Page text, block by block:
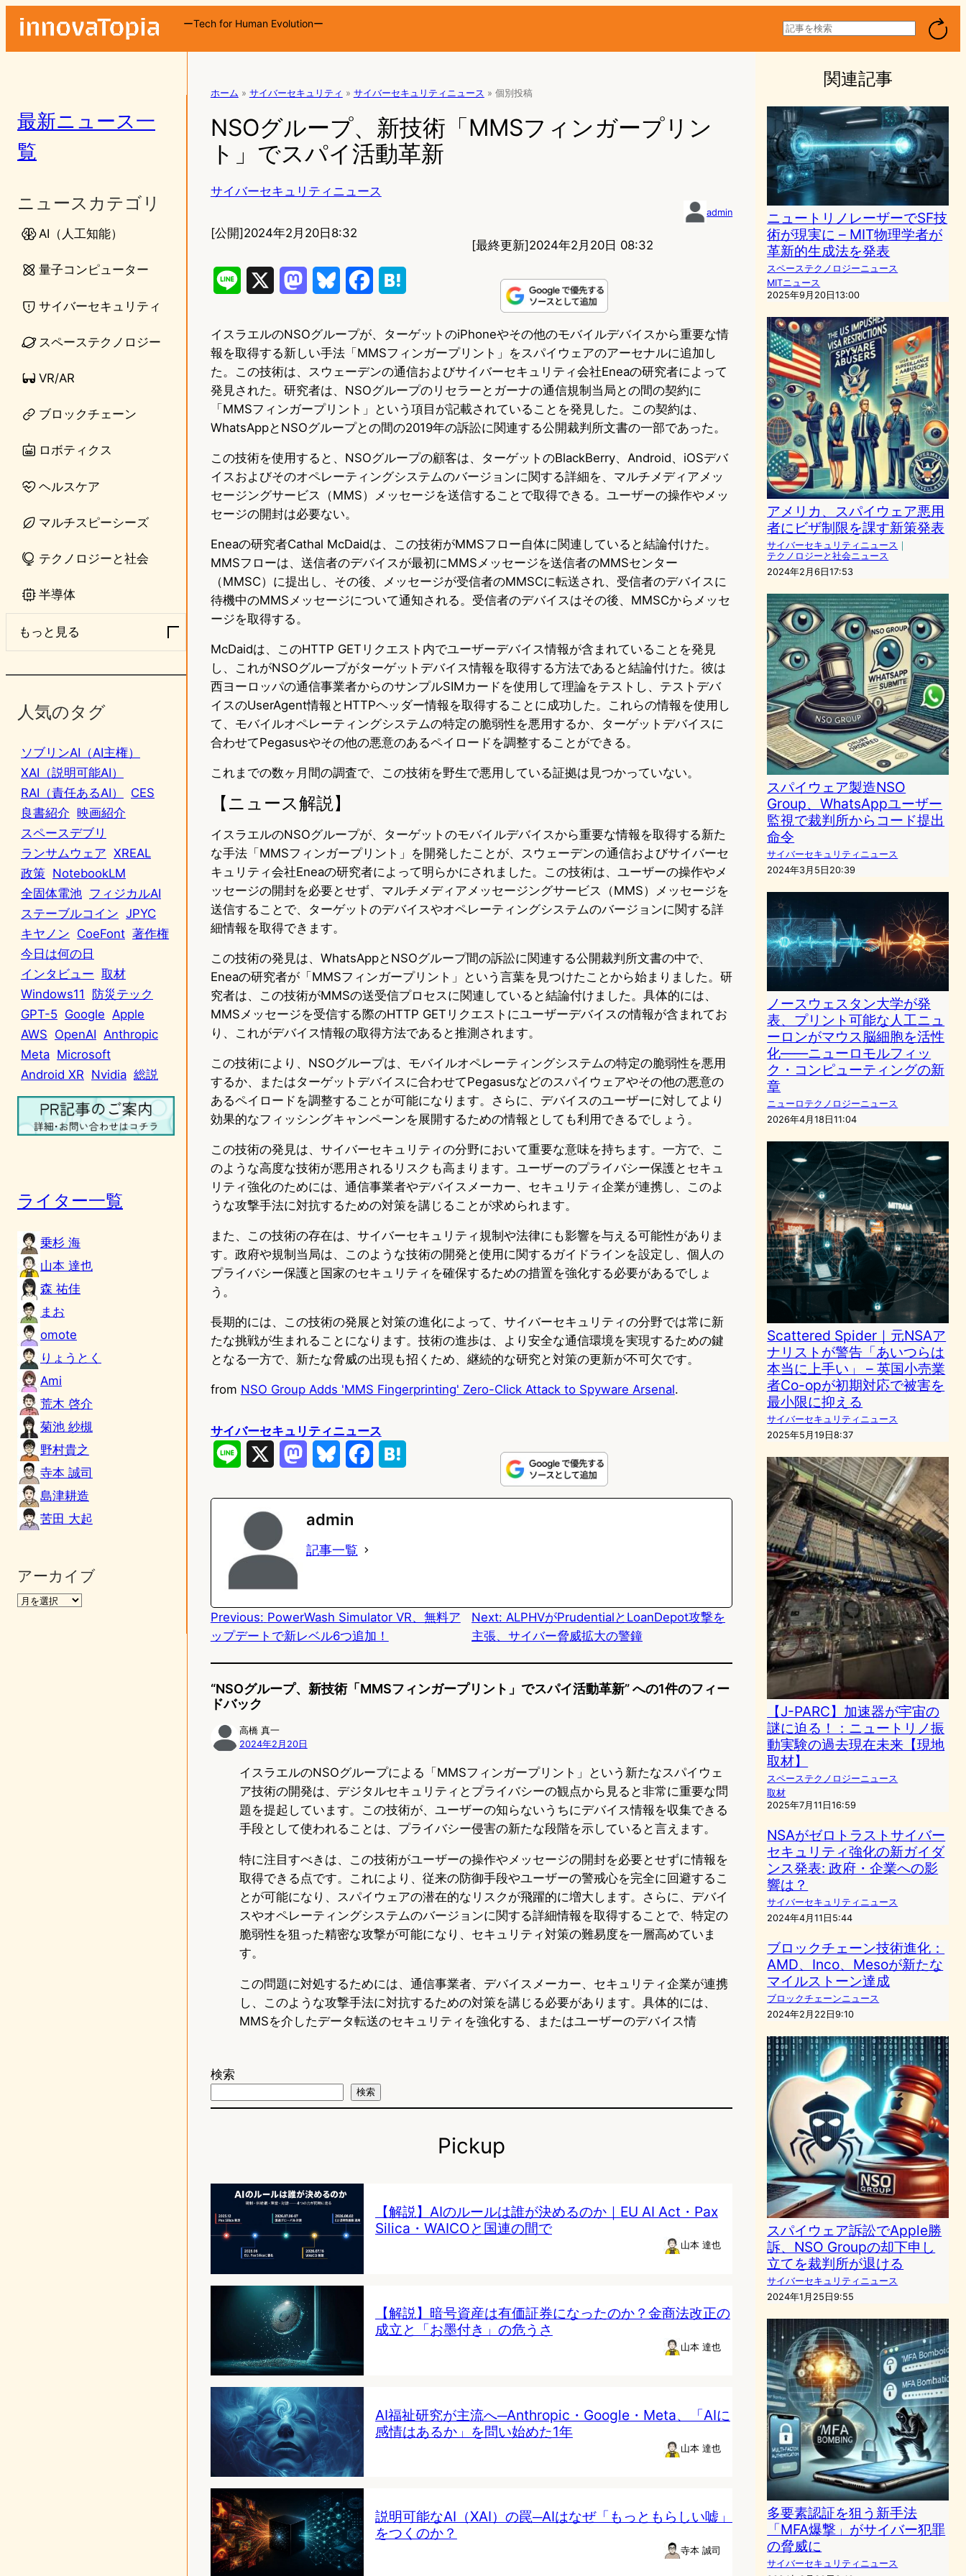
ーTech for Human Evolutionー
検
索
最新ニュース一
覧
ニュースカテゴリ
AI（人工知能）
量子コンピューター
サイバーセキュリティ
スペーステクノロジー
VR/AR
ブロックチェーン
ロボティクス
ヘルスケア
マルチスピーシーズ
テクノロジーと社会
半導体
もっと見る
人気のタグ
ソブリンAI（AI主権）
XAI（説明可能AI）
RAI（責任あるAI）
CES
良書紹介 映画紹介
スペースデブリ
ランサムウェア XREAL
政策 NotebookLM
全固体電池 フィジカルAI
ステーブルコイン JPYC
キヤノン CoeFont 著作権
今日は何の日
インタビュー 取材
Windows11
防災テック
GPT-5 Google Apple
AWS OpenAI Anthropic
Meta Microsoft
Android XR Nvidia 総説
ライター一覧
乗杉 海
山本 達也
森 祐佳
まお
omote
りょうとく
Ami
荒木 啓介
菊池 紗槻
野村貴之
寺本 誠司
島津耕造
苦田 大起
アーカイブ
ホーム » サイバーセキュリティ » サイバーセキュリティニュース » 個別投稿
NSOグループ、新技術「MMSフィンガープリン
ト」でスパイ活動革新
サイバーセキュリティニュース
admin
[公開]2024年2月20日8:32
[最終更新]2024年2月20日 08:32
n
e
s
o
n
u
e
k
c
b
o
k
t
e
n
a
イスラエルのNSOグループが、ターゲットのiPhoneやその他のモバイルデバイスから重要な情
報を取得する新しい手法「MMSフィンガープリント」をスパイウェアのアーセナルに追加し
た。この技術は、スウェーデンの通信およびサイバーセキュリティ会社Eneaの研究者によって
発見された。研究者は、NSOグループのリセラーとガーナの通信規制当局との間の契約に
「MMSフィンガープリント」という項目が記載されていることを発見した。この契約は、
WhatsAppとNSOグループとの間の2019年の訴訟に関連する公開裁判所文書の一部であった。
この技術を使用すると、NSOグループの顧客は、ターゲットのBlackBerry、Android、iOSデバ
イスおよびそのオペレーティングシステムのバージョンに関する詳細を、マルチメディアメッ
セージングサービス（MMS）メッセージを送信することで取得できる。ユーザーの操作やメッ
セージの開封は必要ない。
Eneaの研究者Cathal McDaidは、この技術がMMSフロー自体に関連していると結論付けた。
MMSフローは、送信者のデバイスが最初にMMSメッセージを送信者のMMSセンター
（MMSC）に提出し、その後、メッセージが受信者のMMSCに転送され、受信者のデバイスに
待機中のMMSメッセージについて通知される。受信者のデバイスはその後、MMSCからメッセ
ージを取得する。
McDaidは、このHTTP GETリクエスト内でユーザーデバイス情報が含まれていることを発見
し、これがNSOグループがターゲットデバイス情報を取得する方法であると結論付けた。彼は
西ヨーロッパの通信事業者からのサンプルSIMカードを使用して理論をテストし、テストデバ
イスのUserAgent情報とHTTPヘッダー情報を取得することに成功した。これらの情報を使用し
て、モバイルオペレーティングシステムの特定の脆弱性を悪用するか、ターゲットデバイスに
合わせてPegasusやその他の悪意のあるペイロードを調整することができる。
これまでの数ヶ月間の調査で、この技術を野生で悪用している証拠は見つかっていない。
【ニュース解説】
イスラエルのNSOグループが、ターゲットのモバイルデバイスから重要な情報を取得する新た
な手法「MMSフィンガープリント」を開発したことが、スウェーデンの通信およびサイバーセ
キュリティ会社Eneaの研究者によって明らかにされました。この技術は、ユーザーの操作やメ
ッセージの開封を必要とせず、マルチメディアメッセージングサービス（MMS）メッセージを
送信することで、ターゲットのデバイスやオペレーティングシステムのバージョンに関する詳
細情報を取得できます。
この技術の発見は、WhatsAppとNSOグループ間の訴訟に関連する公開裁判所文書の中で、
Eneaの研究者が「MMSフィンガープリント」という言葉を見つけたことから始まりました。研
究者は、この技術がMMSの送受信プロセスに関連していると結論付けました。具体的には、
MMSメッセージを受信する際のHTTP GETリクエストにユーザーデバイスの情報が含まれてお
り、これがデバイス情報の取得方法であると推測されます。
この技術により、NSOグループは、モバイルオペレーティングシステムの特定の脆弱性を悪用
するか、またはターゲットデバイスに合わせてPegasusなどのスパイウェアやその他の悪意の
あるペイロードを調整することが可能になります。さらに、デバイスのユーザーに対してより
効果的なフィッシングキャンペーンを展開するための情報としても利用できるでしょう。
この技術の発見は、サイバーセキュリティの分野において重要な意味を持ちます。一方で、こ
のような高度な技術が悪用されるリスクも高まります。ユーザーのプライバシー保護とセキュ
リティ強化のためには、通信事業者やデバイスメーカー、セキュリティ企業が連携し、このよ
うな攻撃手法に対抗するための対策を講じることが求められます。
また、この技術の存在は、サイバーセキュリティ規制や法律にも影響を与える可能性がありま
す。政府や規制当局は、このような技術の開発と使用に関するガイドラインを設定し、個人の
プライバシー保護と国家のセキュリティを確保するための措置を強化する必要があるでしょ
う。
長期的には、この技術の発展と対策の進化によって、サイバーセキュリティの分野では常に新
たな挑戦が生まれることになります。技術の進歩は、より安全な通信環境を実現するための鍵
となる一方で、新たな脅威の出現も招くため、継続的な研究と対策の更新が不可欠です。
from NSO Group Adds 'MMS Fingerprinting' Zero-Click Attack to Spyware Arsenal.
サイバーセキュリティニュース
e
o
n
y
o
k
admin
記事一覧
Previous: PowerWash Simulator VR、無料ア
ップデートで新レベル6つ追加！
Next: ALPHVがPrudentialとLoanDepot攻撃を
主張、サイバー脅威拡大の警鐘
“NSOグループ、新技術「MMSフィンガープリント」でスパイ活動革新” への1件のフィー
ドバック
高橋 真一
2024年2月20日
イスラエルのNSOグループによる「MMSフィンガープリント」という新たなスパイウェ
ア技術の開発は、デジタルセキュリティとプライバシーの観点から見ると非常に重要な問
題を提起しています。この技術が、ユーザーの知らないうちにデバイス情報を収集できる
手段として使われることは、プライバシー侵害の新たな段階を示していると言えます。
特に注目すべきは、この技術がユーザーの操作やメッセージの開封を必要とせずに情報を
取得できる点です。これにより、従来の防御手段やユーザーの警戒心を完全に回避するこ
とが可能になり、スパイウェアの潜在的なリスクが飛躍的に増大します。さらに、デバイ
スやオペレーティングシステムのバージョンに関する詳細情報を取得することで、特定の
脆弱性を狙った精密な攻撃が可能になり、セキュリティ対策の難易度を一層高めていま
す。
この問題に対処するためには、通信事業者、デバイスメーカー、セキュリティ企業が連携
し、このような攻撃手法に対抗するための対策を講じる必要があります。具体的には、
MMSを介したデータ転送のセキュリティを強化する、またはユーザーのデバイス情
検索
検索
Pickup
【解説】AIのルールは誰が決めるのか｜EU AI Act・Pax
Silica・WAICOと国連の間で
山本 達也
【解説】暗号資産は有価証券になったのか？金商法改正の
成立と「お墨付き」の危うさ
山本 達也
AI福祉研究が主流へ─Anthropic・Google・Meta、「AIに
感情はあるか」を問い始めた1年
山本 達也
説明可能なAI（XAI）の罠─AIはなぜ「もっともらしい嘘」
をつくのか？
寺本 誠司
関連記事
ニュートリノレーザーでSF技
術が現実に – MIT物理学者が
革新的生成法を発表
スペーステクノロジーニュース
MITニュース
2025年9月20日13:00
アメリカ、スパイウェア悪用
者にビザ制限を課す新策発表
サイバーセキュリティニュース ｜
テクノロジーと社会ニュース
2024年2月6日17:53
スパイウェア製造NSO
Group、WhatsAppユーザー
監視で裁判所からコード提出
命令
サイバーセキュリティニュース
2024年3月5日20:39
ノースウェスタン大学が発
表、プリント可能な人工ニュ
ーロンがマウス脳細胞を活性
化——ニューロモルフィッ
ク・コンピューティングの新
章
ニューロテクノロジーニュース
2026年4月18日11:04
Scattered Spider｜元NSAア
ナリストが警告「あいつらは
本当に上手い」 – 英国小売業
者Co-opが初期対応で被害を
最小限に抑える
サイバーセキュリティニュース
2025年5月19日8:37
【J-PARC】加速器が宇宙の
謎に迫る！：ニュートリノ振
動実験の過去現在未来【現地
取材】
スペーステクノロジーニュース
取材
2025年7月11日16:59
NSAがゼロトラストサイバー
セキュリティ強化の新ガイダ
ンス発表: 政府・企業への影
響は？
サイバーセキュリティニュース
2024年4月11日5:44
ブロックチェーン技術進化：
AMD、Inco、Mesoが新たな
マイルストーン達成
ブロックチェーンニュース
2024年2月22日9:10
スパイウェア訴訟でApple勝
訴、NSO Groupの却下申し
立てを裁判所が退ける
サイバーセキュリティニュース
2024年1月25日9:55
多要素認証を狙う新手法
「MFA爆撃」がサイバー犯罪
の脅威に
サイバーセキュリティニュース